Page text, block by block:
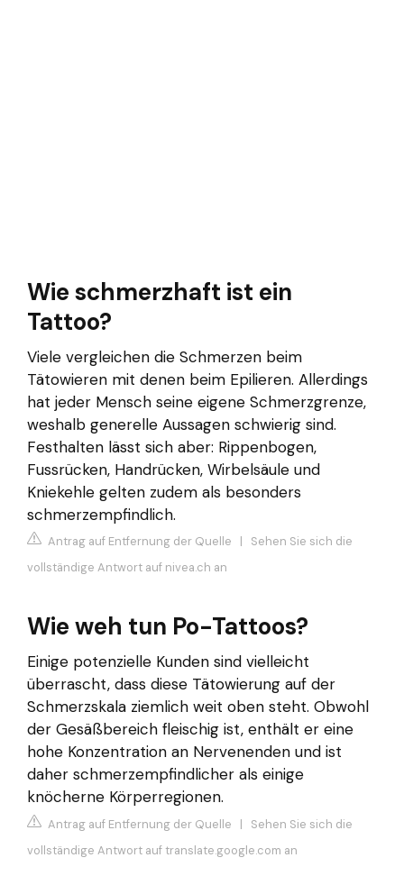
Wie schmerzhaft ist ein
Tattoo?
Viele vergleichen die Schmerzen beim
Tätowieren mit denen beim Epilieren. Allerdings
hat jeder Mensch seine eigene Schmerzgrenze,
weshalb generelle Aussagen schwierig sind.
Festhalten lässt sich aber: Rippenbogen,
Fussrücken, Handrücken, Wirbelsäule und
Kniekehle gelten zudem als besonders
schmerzempfindlich.
Antrag auf Entfernung der Quelle | Sehen Sie sich die
vollständige Antwort auf nivea.ch an
Wie weh tun Po-Tattoos?
Einige potenzielle Kunden sind vielleicht
überrascht, dass diese Tätowierung auf der
Schmerzskala ziemlich weit oben steht. Obwohl
der Gesäßbereich fleischig ist, enthält er eine
hohe Konzentration an Nervenenden und ist
daher schmerzempfindlicher als einige
knöcherne Körperregionen.
Antrag auf Entfernung der Quelle | Sehen Sie sich die
vollständige Antwort auf translate.google.com an